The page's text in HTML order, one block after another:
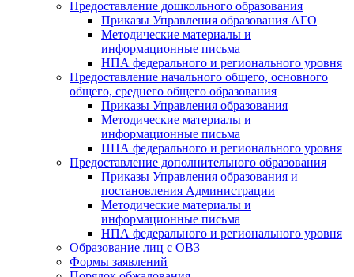
Предоставление дошкольного образования
Приказы Управления образования АГО
Методические материалы и
информационные письма
НПА федерального и регионального уровня
Предоставление начального общего, основного
общего, среднего общего образования
Приказы Управления образования
Методические материалы и
информационные письма
НПА федерального и регионального уровня
Предоставление дополнительного образования
Приказы Управления образования и
постановления Администрации
Методические материалы и
информационные письма
НПА федерального и регионального уровня
Образование лиц с ОВЗ
Формы заявлений